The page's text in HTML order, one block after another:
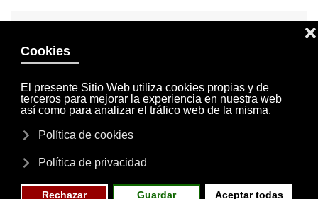
INVITACIONES
MI CUENTA